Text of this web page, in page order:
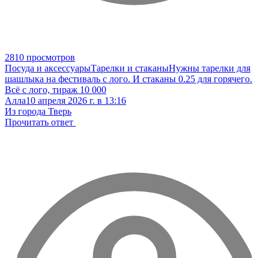
2810 просмотров
Посуда и аксессуарыТарелки и стаканыНужны тарелки для
шашлыка на фестиваль с лого. И стаканы 0.25 для горячего.
Всё с лого, тираж 10 000
Алла10 апреля 2026 г. в 13:16
Из города Тверь
Прочитать ответ